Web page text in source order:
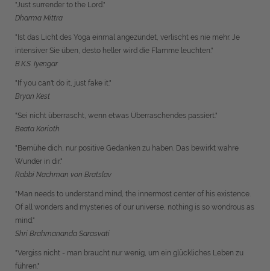
"Just surrender to the Lord."
Dharma Mittra
"Ist das Licht des Yoga einmal angezündet, verlischt es nie mehr. Je
intensiver Sie üben, desto heller wird die Flamme leuchten."
B.K.S. Iyengar
"If you can't do it, just fake it."
Bryan Kest
"Sei nicht überrascht, wenn etwas Überraschendes passiert."
Beata Korioth
"Bemühe dich, nur positive Gedanken zu haben. Das bewirkt wahre
Wunder in dir."
Rabbi Nachman von Bratslav
"Man needs to understand mind, the innermost center of his existence.
Of all wonders and mysteries of our universe, nothing is so wondrous as
mind."
Shri Brahmananda Sarasvati
"Vergiss nicht - man braucht nur wenig, um ein glückliches Leben zu
führen."